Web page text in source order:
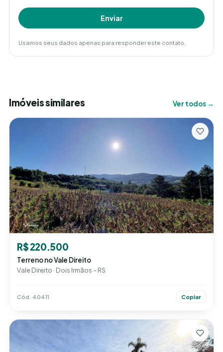
Enviar
Usamos seus dados apenas para responder este contato.
Imóveis similares Ver todos →
R$ 220.500
Terreno no Vale Direito
Vale Direito · Dois Irmãos – RS
Cód. 40411 Copiar